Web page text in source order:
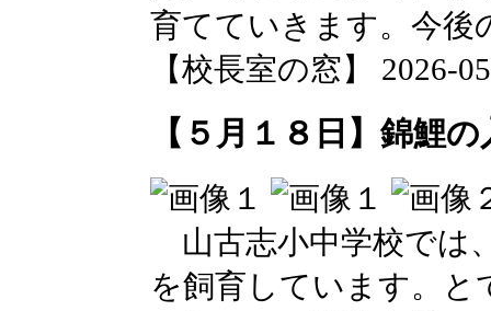
育てていきます。今後
【校長室の窓】 2026-
【５月１８日】錦鯉
山古志小中学校では
を飼育しています。と